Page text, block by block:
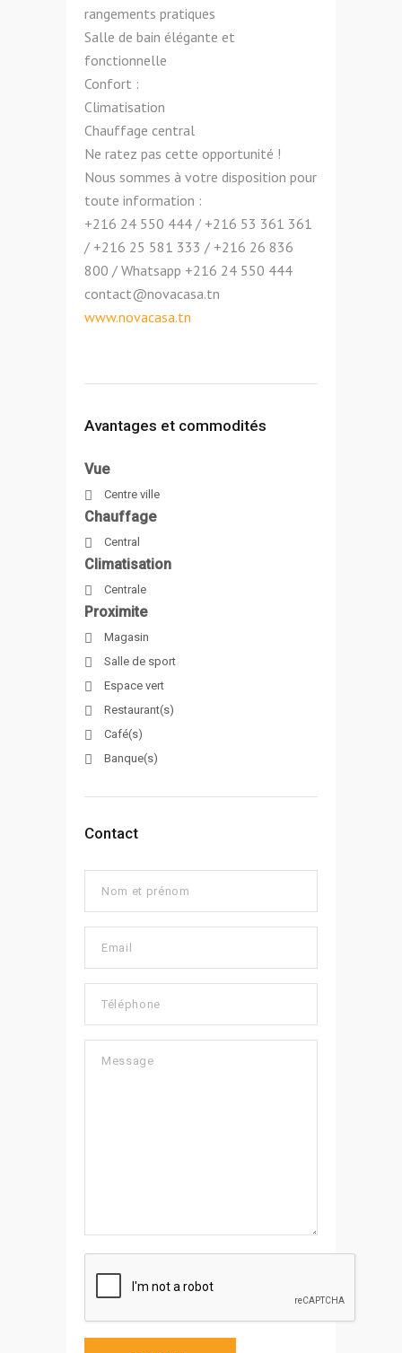
rangements pratiques
Salle de bain élégante et
fonctionnelle
Confort :
Climatisation
Chauffage central
Ne ratez pas cette opportunité !
Nous sommes à votre disposition pour
toute information :
+216 24 550 444 / +216 53 361 361
/ +216 25 581 333 / +216 26 836
800 / Whatsapp +216 24 550 444
contact@novacasa.tn
www.novacasa.tn
Avantages et commodités
Vue
Centre ville
Chauffage
Central
Climatisation
Centrale
Proximite
Magasin
Salle de sport
Espace vert
Restaurant(s)
Café(s)
Banque(s)
Contact